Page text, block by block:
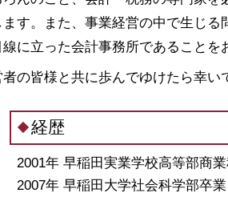
補助金
日本政策
起業 補助
ベンチャ
士
す。また、事業経営の中で生じる
に立った会計事務所であることを
の皆様と共に歩んでゆけたら幸い
経歴
2001年 早稲田実業学校高等部商
2007年 早稲田大学社会科学部卒業